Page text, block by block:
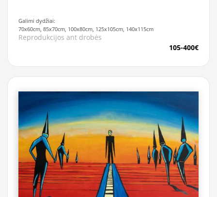
Galimi dydžiai:
70x60cm, 85x70cm, 100x80cm, 125x105cm, 140x115cm
Reprodukcijos ant drobės
105-400€